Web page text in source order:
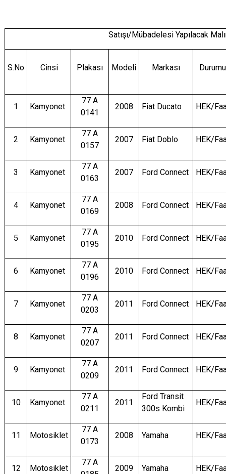
Satışı/Mübadelesi Yapılacak
S.No Cinsi Plakası Modeli Markası Durumu
1 Kamyonet
77 A
0141
2008 Fiat Ducato HEK/
2 Kamyonet
77 A
0157
2007 Fiat Doblo HEK/
3 Kamyonet
77 A
0163
2007 Ford Connect HEK/
4 Kamyonet
77 A
0169
2008 Ford Connect HEK/
5 Kamyonet
77 A
0195
2010 Ford Connect HEK/
6 Kamyonet
77 A
0196
2010 Ford Connect HEK/
7 Kamyonet
77 A
0203
2011 Ford Connect HEK/
8 Kamyonet
77 A
0207
2011 Ford Connect HEK/
9 Kamyonet
77 A
0209
2011 Ford Connect HEK/
10 Kamyonet
77 A
0211
2011
Ford Transit
300s Kombi
HEK/
11 Motosiklet
77 A
0173
2008 Yamaha HEK/
12 Motosiklet
77 A
2009 Yamaha HEK/